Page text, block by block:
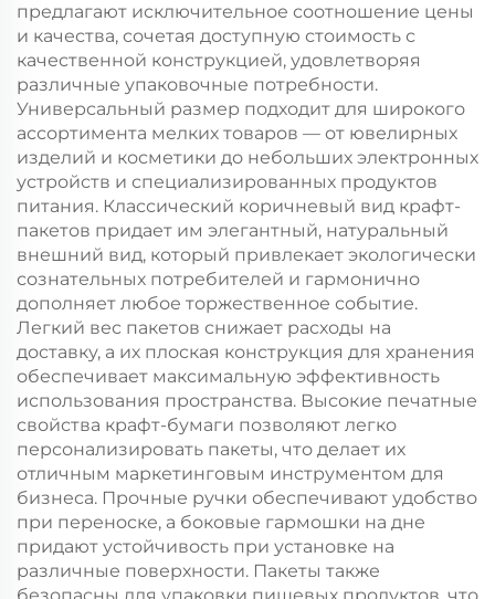
предлагают исключительное соотношение цены
и качества, сочетая доступную стоимость с
качественной конструкцией, удовлетворяя
различные упаковочные потребности.
Универсальный размер подходит для широкого
ассортимента мелких товаров — от ювелирных
изделий и косметики до небольших электронных
устройств и специализированных продуктов
питания. Классический коричневый вид крафт-
пакетов придает им элегантный, натуральный
внешний вид, который привлекает экологически
сознательных потребителей и гармонично
дополняет любое торжественное событие.
Легкий вес пакетов снижает расходы на
доставку, а их плоская конструкция для хранения
обеспечивает максимальную эффективность
использования пространства. Высокие печатные
свойства крафт-бумаги позволяют легко
персонализировать пакеты, что делает их
отличным маркетинговым инструментом для
бизнеса. Прочные ручки обеспечивают удобство
при переноске, а боковые гармошки на дне
придают устойчивость при установке на
различные поверхности. Пакеты также